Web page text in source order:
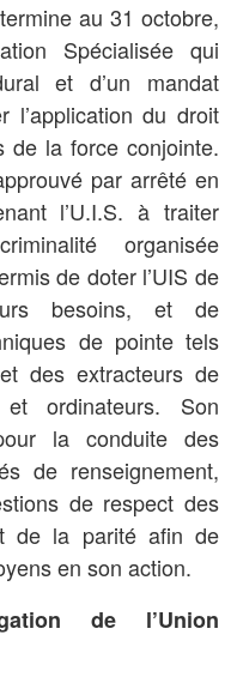
au 31 octobre,
Spécialisée qui
et d’un mandat
l’application du droit
de la force conjointe.
par arrêté en
l’U.I.S. à traiter
organisée
de doter l’UIS de
besoins, et de
de pointe tels
des extracteurs de
ordinateurs. Son
la conduite des
de renseignement,
de respect des
de la parité afin de
en son action.
de l’Union